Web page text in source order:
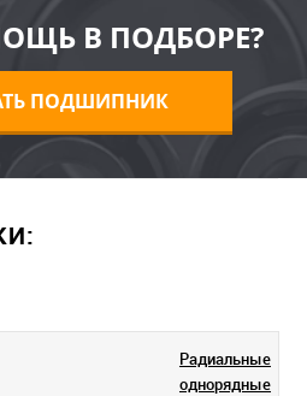
В ПОДБОРЕ?
ПОДШИПНИК
Радиальные
однорядные